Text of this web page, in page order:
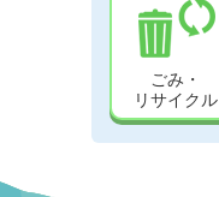
ごみ・
リサイクル